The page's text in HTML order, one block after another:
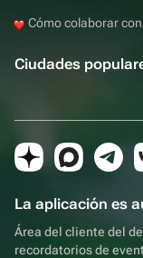
Cómo colaborar
Ciudades
La aplicación es
Área del cliente del
recordatorios de